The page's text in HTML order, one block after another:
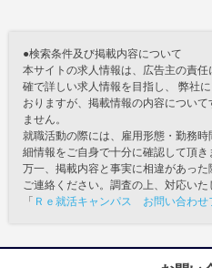
●検索条件及び掲載内容について
本サイトの求人情報は、広告主の責
確で詳しい求人情報を目指し、 弊社
おりますが、掲載情報の内容につい
ません。
就職活動の際には、雇用形態・勤務
細情報をご自身で十分に確認して頂き
万一、掲載内容と事実に相違があっ
ご連絡ください。調査の上、対応いた
「 Ｒｅ就活キャンパス お問い合わせ